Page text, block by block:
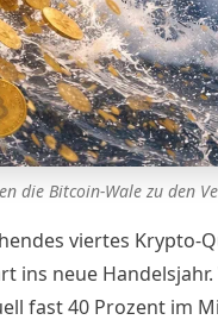
die Bitcoin-Wale zu den
viertes Krypto-
ins neue
fast 40 Prozent im